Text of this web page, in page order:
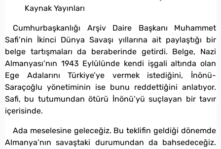
Kaynak Yayınları
Cumhurbaşkanlığı Arşiv Daire Başkanı Muhammet
Safi’nin İkinci Dünya Savaşı yıllarına ait paylaştığı bir
belge tartışmaları da beraberinde getirdi. Belge, Nazi
Almanyası’nın 1943 Eylülünde kendi işgali altında olan
Ege Adalarını Türkiye’ye vermek istediğini, İnönü-
Saraçoğlu yönetiminin ise bunu reddettiğini anlatıyor.
Safi, bu tutumundan ötürü İnönü’yü suçlayan bir tavır
içerisinde.
Ada meselesine geleceğiz. Bu teklifin geldiği dönemde
Almanya’nın savaştaki durumundan da bahsedeceğiz.